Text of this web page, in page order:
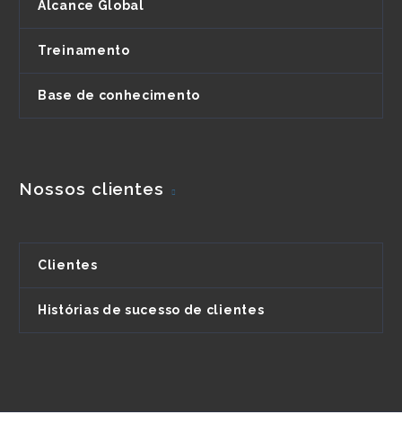
Alcance Global
Treinamento
Base de conhecimento
Nossos clientes
Clientes
Histórias de sucesso de clientes